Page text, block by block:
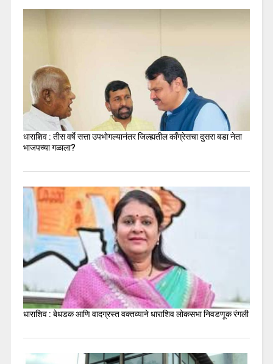
धाराशिव : तीस वर्षे सत्ता उपभोगल्यानंतर जिल्ह्यतील कॉंग्रेसचा दुसरा बडा नेता
भाजपच्या गळाला?
धाराशिव : बेधडक आणि वादग्रस्त वक्तव्याने धाराशिव लोकसभा निवडणूक रंगली